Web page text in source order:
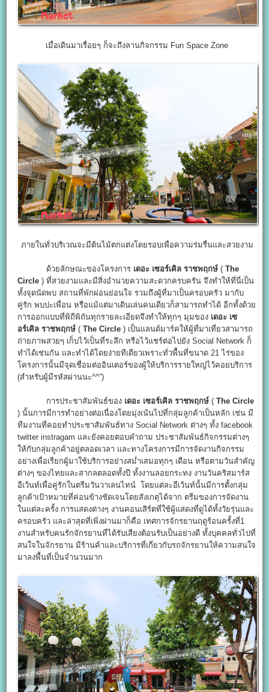
เมื่อเดินมาเรื่อยๆ ก็จะถึงลานกิจกรรม Fun Space Zone
ภายในทั่วบริเวณจะมีต้นไม้ตกแต่งโดยรอบเพื่อความร่มรื่นและสวยงาม
ด้วยลักษณะของโครงการ เดอะ เซอร์เคิล ราชพฤกษ์ (The
Circle ) ที่สวยงามและมีสิ่งอำนวยความสะดวกครบครัน จึงทำให้ที่นี่เป็น
ทั้งจุดนัดพบ สถานที่พักผ่อนย่อนใจ รวมถึงผู้ที่มาเป็นครอบครัว มากับ
คู่รัก พบปะเพื่อน หรือแม้แต่มาเดินเล่นคนเดียวก็สามารถทำได้ อีกทั้งด้วย
การออกแบบที่พิถีพิถันทุกรายละเอียดจึงทำให้ทุกๆ มุมของ เดอะ เซ
อร์เคิล ราชพฤกษ์ (The Circle ) เป็นแลนด์มาร์คให้ผู้ที่มาเที่ยวสามารถ
ถ่ายภาพสวยๆ เก็บไว้เป็นที่ระลึก หรือไว้แชร์ต่อไปยัง Social Network ก็
ทำได้เช่นกัน และทำได้โดยง่ายทีเดียวเพราะทั่วพื้นที่ขนาด 21 ไร่ของ
โครงการนั้นมีจุดเชื่อมต่ออินเตอร์ของผู้ให้บริการรายใหญ่ไว้คอยบริการ
(สำหรับผู้มีรหัสผ่านนะ^^”)
การประชาสัมพันธ์ของ เดอะ เซอร์เคิล ราชพฤกษ์ (The Circle
) นั้นการมีการทำอย่างต่อเนื่องโดยมุ่งเน้นไปที่กลุ่มลูกค้าเป็นหลัก เช่น มี
ทีมงานที่คอยทำประชาสัมพันธ์ทาง Social Network ต่างๆ ทั้ง facebook
twitter instragam และยังคอยตอบคำถาม ประชาสัมพันธ์กิจกรรมต่างๆ
ให้กับกลุ่มลูกค้าอยู่ตลอดเวลา และทางโครงการมีการจัดงานกิจกรรม
อย่างเพื่อเรียกผู้มาใช้บริการอย่างสม่ำเสมอทุกๆ เดือน หรือตามวันสำคัญ
ต่างๆ ของไทยและสากลตลอดทั้งปี ทั้งงานลอยกระทง งานวันคริสมาร์ส
อีเว้นท์เพื่อคู่รักในตรีมวันวาเลนไทน์ โดยแต่ละอีเว้นท์นั้นมีการตั้งกลุ่ม
ลูกค้าเป้าหมายที่ค่อนข้างชัดเจนโดยสังเกตุได้จาก ตรีมของการจัดงาน
ในแต่ละครั้ง การแสดงต่างๆ งานคอนเสิร์ตที่ใช้ผู้แสดงที่ดูได้ทั้งวัยรุ่นและ
ครอบครัว และล่าสุดที่เพิ่งผ่านมาก็คือ เทศการจักรยานฤดูร้อนครั้งที่1
งานสำหรับคนรักจักรยานที่ได้รับเสียงต้อนรับเป็นอย่างดี ทั้งบุคคลทั่วไปที่
สนใจในจักรยาน มีร้านค้าและบริการที่เกี่ยวกับรถจักรยานให้ความสนใจ
มาลงพื้นที่เป็นจำนวนมาก